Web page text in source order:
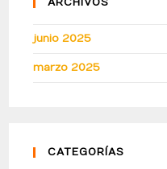
junio 2025
marzo 2025
CATEGORÍAS